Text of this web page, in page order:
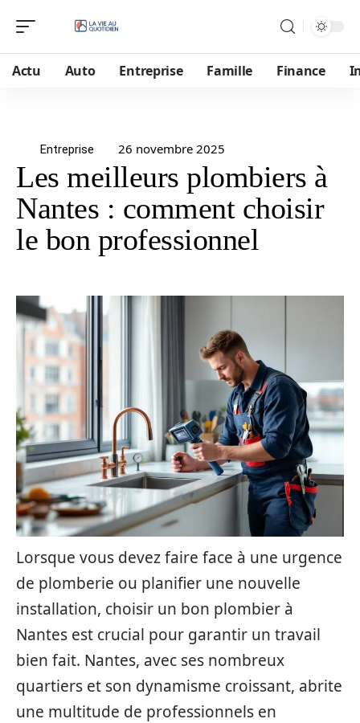
Actu Auto Entreprise Famille Finance
Entreprise 26 novembre 2025
Les meilleurs plombiers à
Nantes : comment choisir
le bon professionnel
Lorsque vous devez faire face à une urgence
de plomberie ou planifier une nouvelle
installation, choisir un bon plombier à
Nantes est crucial pour garantir un travail
bien fait. Nantes, avec ses nombreux
quartiers et son dynamisme croissant, abrite
une multitude de professionnels en